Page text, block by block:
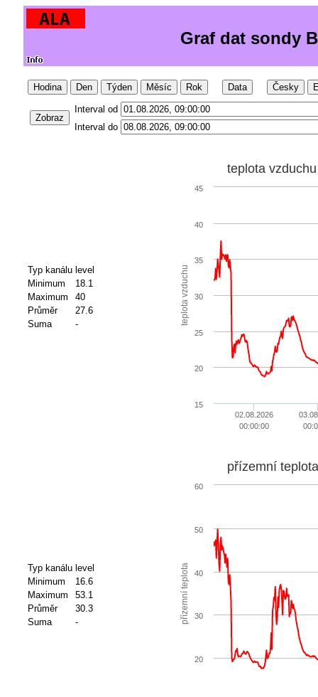
Graf dat sondy
Hodina Den Týden Měsíc Rok Data Česky
Zobraz
Interval od
Interval do
Typ kanálu level
Minimum
18.1
Maximum
40
Průměr
27.6
Suma
- teplota vzduchu
teplota vzduchu
02.08.2026
00:00:00
15
20
25
30
35
40
45
Typ kanálu level
Minimum
16.6
Maximum
53.1
Průměr
30.3
Suma
- přízemní teplota
přízemní
20
30
40
50
60